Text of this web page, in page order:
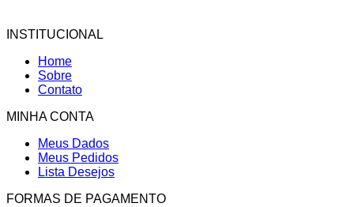
INSTITUCIONAL
Home
Sobre
Contato
MINHA CONTA
Meus Dados
Meus Pedidos
Lista Desejos
FORMAS DE PAGAMENTO